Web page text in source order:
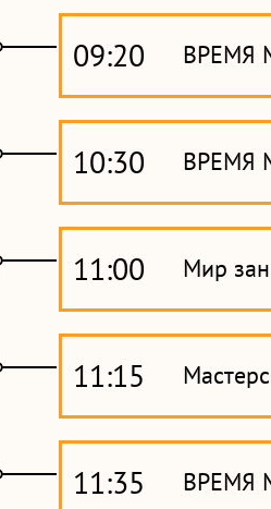
09:20 ВРЕМЯ
10:30 ВРЕМЯ
11:00 Мир
11:15
11:35 ВРЕМЯ